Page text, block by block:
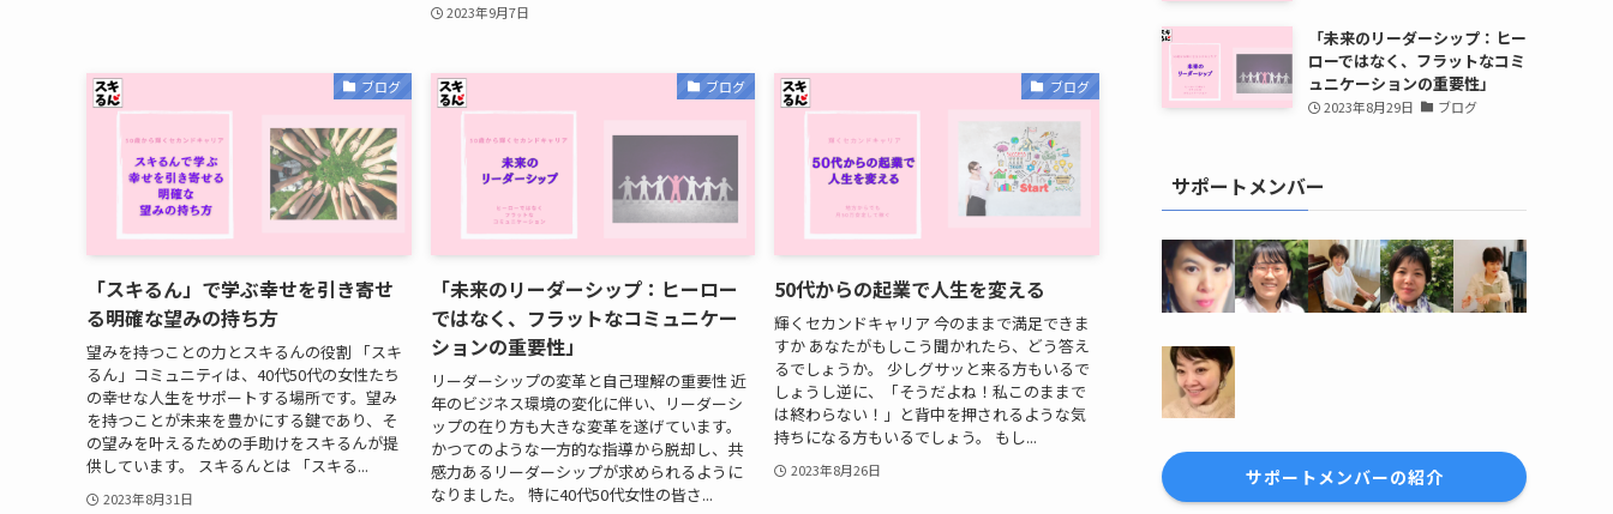
2023年9月7日
ブログ
「スキるん」で学ぶ幸せを引き寄せ
る明確な望みの持ち方
望みを持つことの力とスキるんの役割 「スキ
るん」コミュニティは、40代50代の女性たち
の幸せな人生をサポートする場所です。望み
を持つことが未来を豊かにする鍵であり、そ
の望みを叶えるための手助けをスキるんが提
供しています。 スキるんとは 「スキる...
2023年8月31日
ブログ
「未来のリーダーシップ：ヒーロー
ではなく、フラットなコミュニケー
ションの重要性」
リーダーシップの変革と自己理解の重要性 近
年のビジネス環境の変化に伴い、リーダーシ
ップの在り方も大きな変革を遂げています。
かつてのような一方的な指導から脱却し、共
感力あるリーダーシップが求められるように
なりました。 特に40代50代女性の皆さ...
ブログ
50代からの起業で人生を変える
輝くセカンドキャリア 今のままで満足できま
すか あなたがもしこう聞かれたら、どう答え
るでしょうか。 少しグサッと来る方もいるで
しょうし逆に、「そうだよね！私このままで
は終わらない！」と背中を押されるような気
持ちになる方もいるでしょう。 もし...
2023年8月26日
「未来のリーダーシップ：ヒー
ローではなく、フラットなコミ
ュニケーションの重要性」
2023年8月29日 ブログ
サポートメンバー
サポートメンバーの紹介